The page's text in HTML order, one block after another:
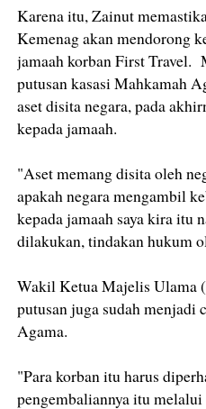
Karena itu, Zainut
Kemenag akan mendorong
jamaah korban First Travel.
putusan kasasi Mahkamah
aset disita negara, pada
kepada jamaah.
"Aset memang disita oleh
apakah negara mengambil
kepada jamaah saya kira itu
dilakukan, tindakan hukum
Wakil Ketua Majelis Ulama
putusan juga sudah menjadi
Agama.
"Para korban itu harus
pengembaliannya itu melalui